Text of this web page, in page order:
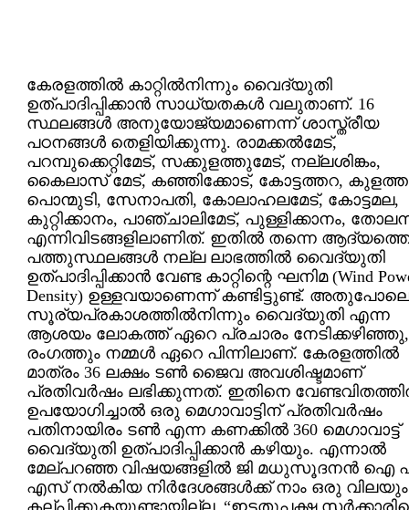
കേരളത്തില്‍ കാറ്റില്‍നിന്നും വൈദ്യുതി
ഉത്പാദിപ്പിക്കാന്‍ സാധ്യതകള്‍ വലുതാണ്. 16
സ്ഥലങ്ങള്‍ അനുയോജ്യമാണെന്ന് ശാസ്ത്രീയ
പഠനങ്ങള്‍ തെളിയിക്കുന്നു. രാമക്കല്‍മേട്,
പറമ്പുക്കെറ്റിമേട്, സക്കുളത്തുമേട്, നല്ലശിങ്കം,
കൈലാസ് മേട്, കഞ്ഞിക്കോട്, കോട്ടത്തറ,
പൊന്മുടി, സേനാപതി, കോലാഹലമേട്, കോട്ടമല,
കുറ്റിക്കാനം, പാഞ്ചാലിമേട്, പുള്ളിക്കാനം,
എന്നിവിടങ്ങളിലാണിത്. ഇതില്‍ തന്നെ
പത്തുസ്ഥലങ്ങള്‍ നല്ല ലാഭത്തില്‍ വൈദ്യുതി
ഉത്പാദിപ്പിക്കാന്‍ വേണ്ട കാറ്റിന്റെ ഘനിമ (Wind
Density) ഉള്ളവയാണെന്ന് കണ്ടിട്ടുണ്ട്. അതുപോലെ
സൂര്യപ്രകാശത്തില്‍നിന്നും വൈദ്യുതി എന്ന
ആശയം ലോകത്ത് ഏറെ പ്രചാരം
രംഗത്തും നമ്മള്‍ ഏറെ പിന്നിലാണ്. കേരളത്തില്‍
മാത്രം 36 ലക്ഷം ടണ്‍ ജൈവ അവശിഷ്ടമാണ്
പ്രതിവര്‍ഷം ലഭിക്കുന്നത്. ഇതിനെ
ഉപയോഗിച്ചാല്‍ ഒരു മെഗാവാട്ടിന് പ്രതിവര്‍ഷം
പതിനായിരം ടണ്‍ എന്ന കണക്കില്‍ 360 മെഗാവാട്ട്
വൈദ്യുതി ഉത്പാദിപ്പിക്കാന്‍ കഴിയും. എന്നാല്‍
മേല്പറഞ്ഞ വിഷയങ്ങളില്‍ ജി മധുസൂദനന്‍ ഐ
എസ് നല്‍കിയ നിര്‍ദേശങ്ങള്‍ക്ക് നാം ഒരു വിലയും